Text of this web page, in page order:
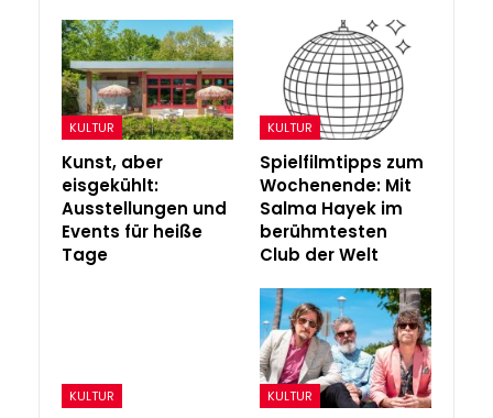
KULTUR
Kunst, aber
eisgekühlt:
Ausstellungen und
Events für heiße
Tage
KULTUR
Spielfilmtipps zum
Wochenende: Mit
Salma Hayek im
berühmtesten
Club der Welt
KULTUR KULTUR